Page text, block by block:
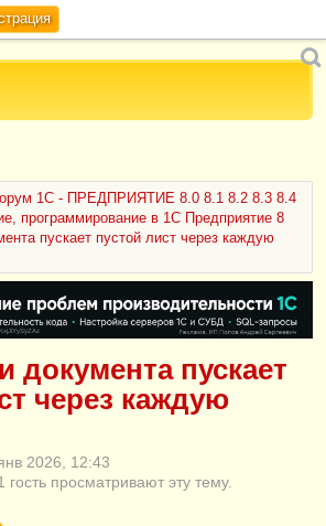
1С - ПРЕДПРИЯТИЕ 8.0 8.1 8.2 8.3 8.4
программирование в 1С Предприятие 8
пускает пустой лист через каждую
документа пускает
через каждую
2026, 12:43
просматривают эту тему.